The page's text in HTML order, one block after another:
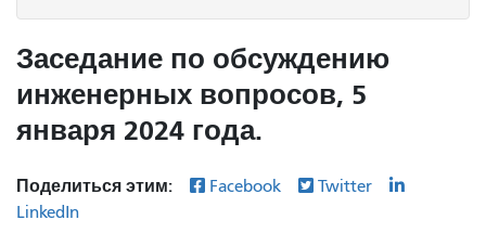
Заседание по обсуждению
инженерных вопросов, 5
января 2024 года.
Поделиться этим: Facebook
Twitter
LinkedIn